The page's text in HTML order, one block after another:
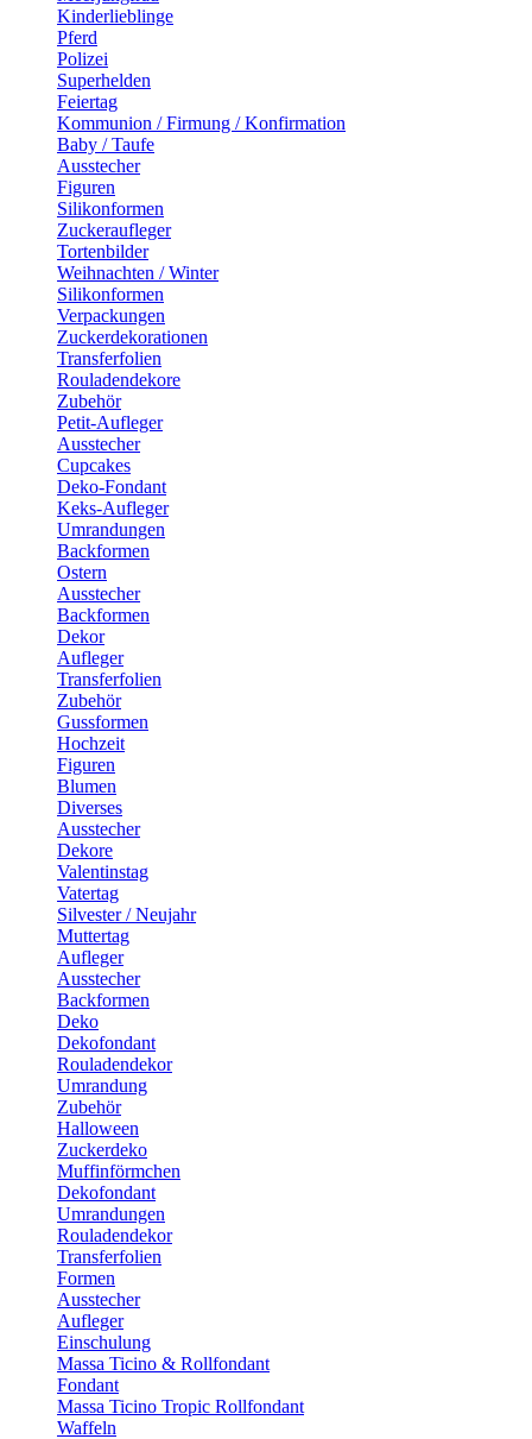
Kinderlieblinge
Pferd
Polizei
Superhelden
Feiertag
Kommunion / Firmung / Konfirmation
Baby / Taufe
Ausstecher
Figuren
Silikonformen
Zuckeraufleger
Tortenbilder
Weihnachten / Winter
Silikonformen
Verpackungen
Zuckerdekorationen
Transferfolien
Rouladendekore
Zubehör
Petit-Aufleger
Ausstecher
Cupcakes
Deko-Fondant
Keks-Aufleger
Umrandungen
Backformen
Ostern
Ausstecher
Backformen
Dekor
Aufleger
Transferfolien
Zubehör
Gussformen
Hochzeit
Figuren
Blumen
Diverses
Ausstecher
Dekore
Valentinstag
Vatertag
Silvester / Neujahr
Muttertag
Aufleger
Ausstecher
Backformen
Deko
Dekofondant
Rouladendekor
Umrandung
Zubehör
Halloween
Zuckerdeko
Muffinförmchen
Dekofondant
Umrandungen
Rouladendekor
Transferfolien
Formen
Ausstecher
Aufleger
Einschulung
Massa Ticino & Rollfondant
Fondant
Massa Ticino Tropic Rollfondant
Waffeln